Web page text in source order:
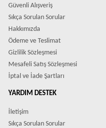
Güvenli Alışveriş
Sıkça Sorulan Sorular
Hakkımızda
Ödeme ve Teslimat
Gizlilik Sözleşmesi
Mesafeli Satış Sözleşmesi
İptal ve İade Şartları
YARDIM DESTEK
İletişim
Sıkça Sorulan Sorular